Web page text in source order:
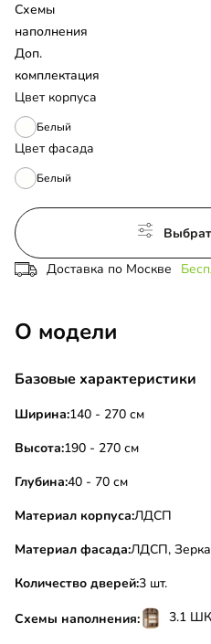
Цвет корпуса
Белый
Цвет фасада
Белый
Схемы
наполнения
Доп.
комплектация
Доставка по Москве
О модели
Базовые характеристики
Ширина:140 - 270 см
Высота:190 - 270 см
Глубина:40 - 70 см
Материал корпуса:ЛДСП
Материал фасада:ЛДСП,
Количество дверей:3 шт.
Схемы наполнения: 3.1